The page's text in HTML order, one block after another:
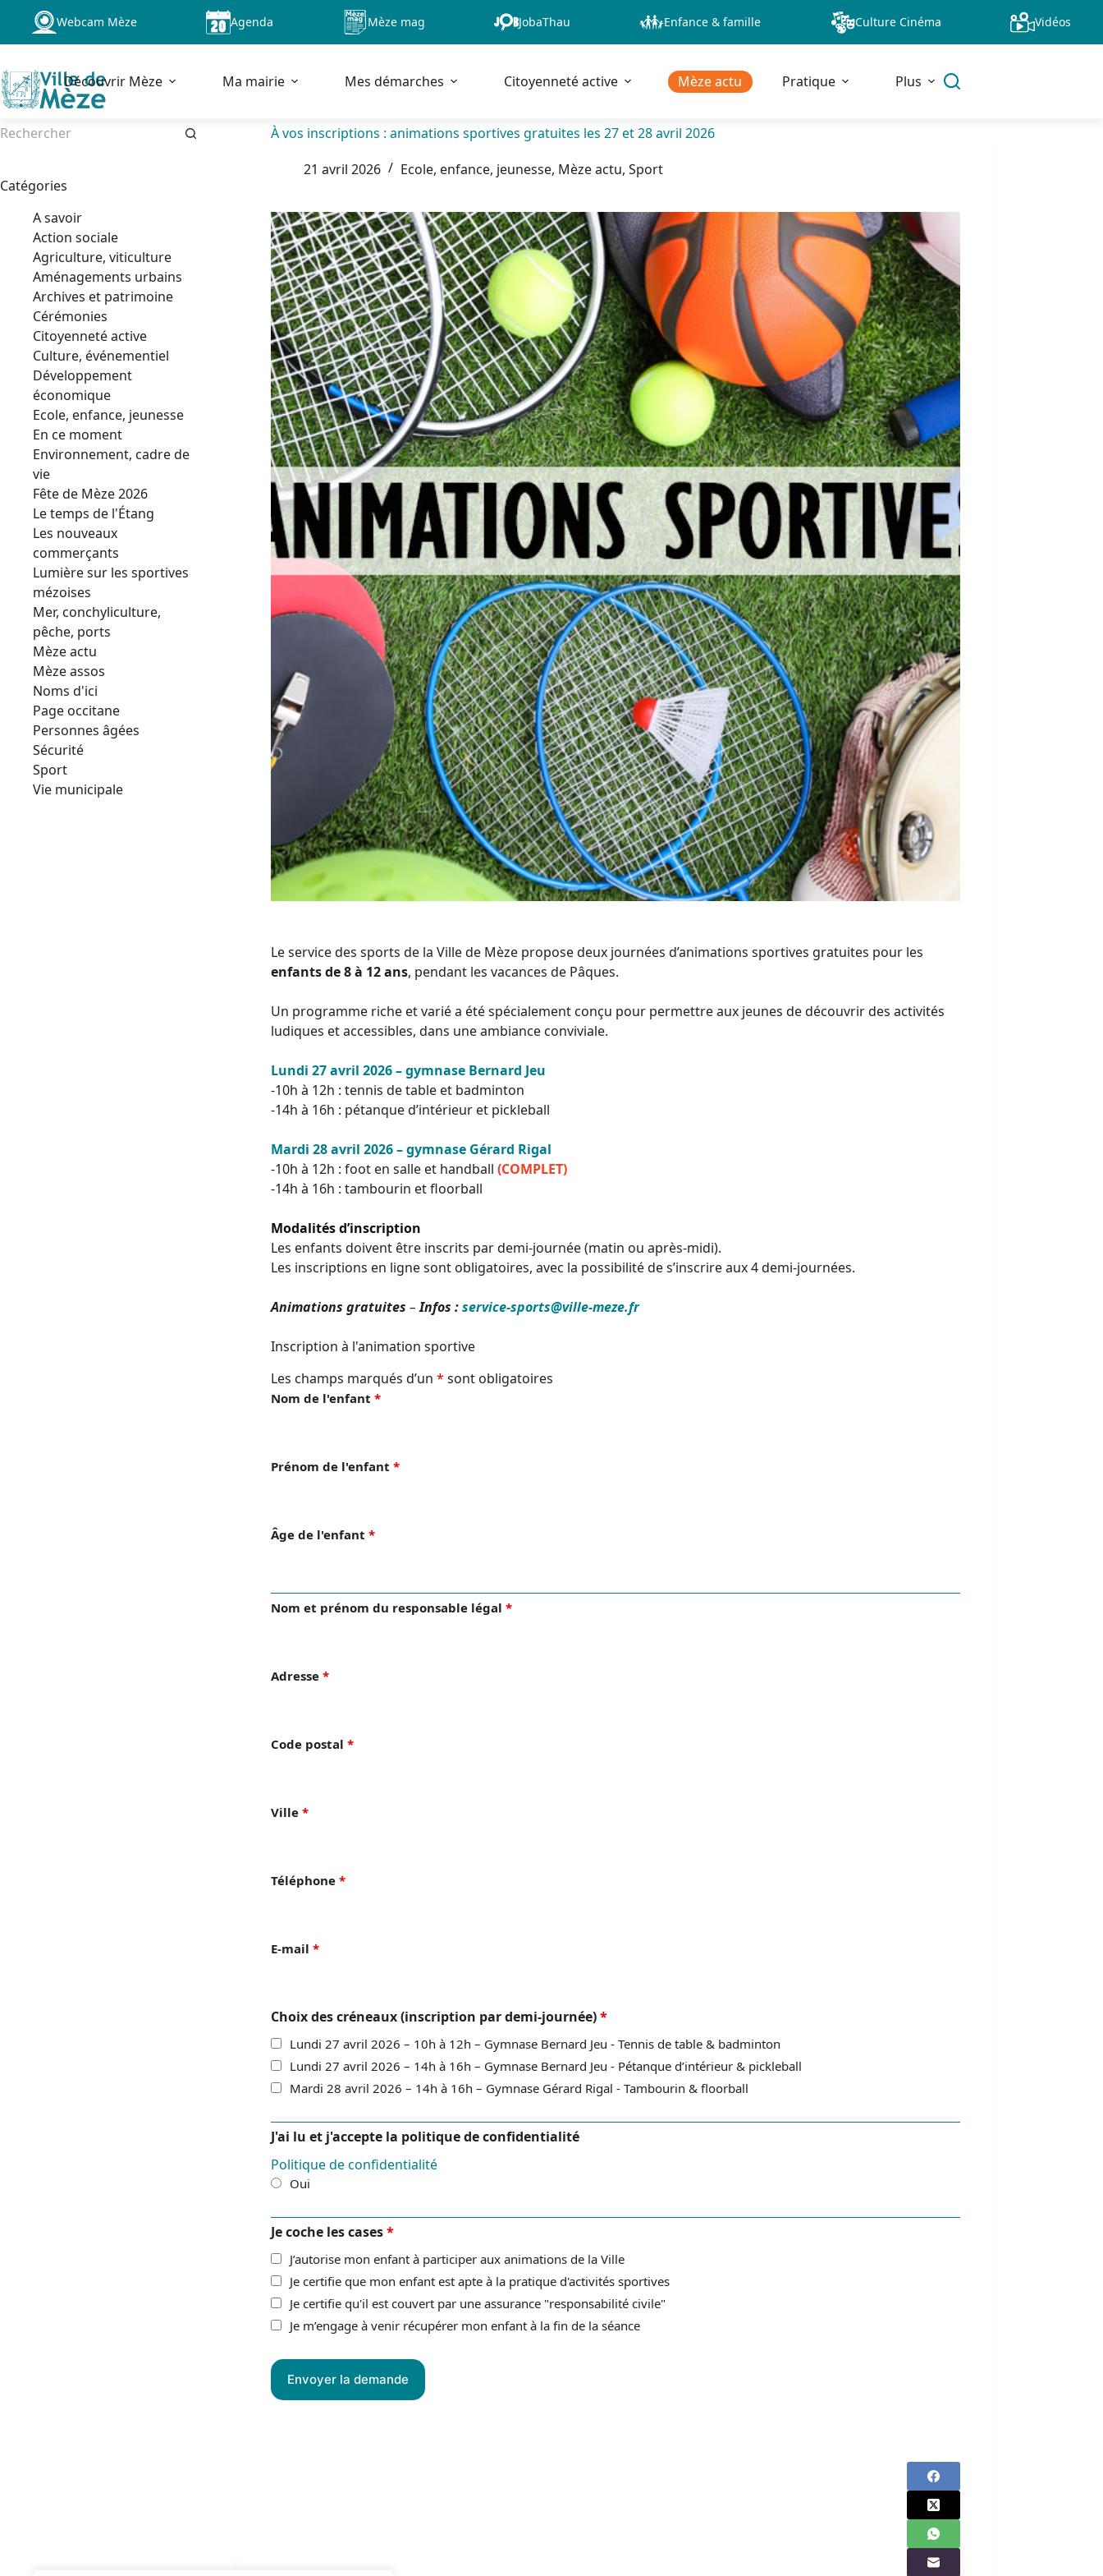
Passer
contenu
Webcam Mèze Agenda Mèze mag JobaThau Enfance & famille Culture Cinéma Vidéos
Découvrir Mèze Ma mairie Mes démarches Citoyenneté active Mèze actu Pratique Plus
À vos inscriptions : animations sportives gratuites les 27 et 28 avril 2026
21 avril 2026
Ecole, enfance, jeunesse, Mèze actu,Sport
Le service des sports de la Ville de Mèze propose deux journées d’animations sportives gratuites pour les
enfants de 8 à 12 ans, pendant les vacances de Pâques.
Un programme riche et varié a été spécialement conçu pour permettre aux jeunes de découvrir des activités
ludiques et accessibles, dans une ambiance conviviale.
Lundi 27 avril 2026 – gymnase Bernard Jeu
-10h à 12h : tennis de table et badminton
-14h à 16h : pétanque d’intérieur et pickleball
Mardi 28 avril 2026 –gymnase Gérard Rigal
-10h à 12h : foot en salle et handball(COMPLET)
-14h à 16h : tambourin et floorball
Modalités d’inscription
Les enfants doivent être inscrits par demi-journée (matin ou après-midi).
Les inscriptions en ligne sont obligatoires, avec la possibilité de s’inscrire aux 4 demi-journées.
Animations gratuites –Infos :service-sports@ville-meze.fr
Inscription à l'animation sportive
Les champs marqués d’un* sont obligatoires
Nom de l'enfant*
Prénom de l'enfant*
Âge de l'enfant*
Nom et prénom du responsable légal*
Adresse*
Code postal*
Ville*
Téléphone*
E-mail*
Choix des créneaux (inscription par demi-journée)*
Lundi 27 avril 2026 – 10h à 12h – Gymnase Bernard Jeu - Tennis de table & badminton
Lundi 27 avril 2026 – 14h à 16h – Gymnase Bernard Jeu - Pétanque d’intérieur & pickleball
Mardi 28 avril 2026 – 14h à 16h – Gymnase Gérard Rigal - Tambourin & floorball
J'ai lu et j'accepte la politique de confidentialité
Oui
Politique de confidentialité
Je coche les cases*
J’autorise mon enfant à participer aux animations de la Ville
Je certifie que mon enfant est apte à la pratique d'activités sportives
Je certifie qu'il est couvert par une assurance "responsabilité civile"
Je m’engage à venir récupérer mon enfant à la fin de la séance
Catégories
A savoir
Action sociale
Agriculture, viticulture
Aménagements urbains
Archives et patrimoine
Cérémonies
Citoyenneté active
Culture, événementiel
Développement
économique
Ecole, enfance, jeunesse
En ce moment
Environnement, cadre de
vie
Fête de Mèze 2026
Le temps de l'Étang
Les nouveaux
commerçants
Lumière sur les sportives
mézoises
Mer, conchyliculture,
pêche, ports
Mèze actu
Mèze assos
Noms d'ici
Page occitane
Personnes âgées
Sécurité
Sport
Vie municipale